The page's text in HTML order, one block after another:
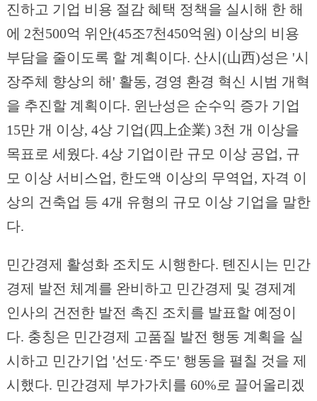
진하고 기업 비용 절감 혜택 정책을 실시해 한 해
에 2천500억 위안(45조7천450억원) 이상의 비용
부담을 줄이도록 할 계획이다. 산시(山西)성은 '시
장주체 향상의 해' 활동, 경영 환경 혁신 시범 개혁
을 추진할 계획이다. 윈난성은 순수익 증가 기업
15만 개 이상, 4상 기업(四上企業) 3천 개 이상을
목표로 세웠다. 4상 기업이란 규모 이상 공업, 규
모 이상 서비스업, 한도액 이상의 무역업, 자격 이
상의 건축업 등 4개 유형의 규모 이상 기업을 말한
다.
민간경제 활성화 조치도 시행한다. 톈진시는 민간
경제 발전 체계를 완비하고 민간경제 및 경제계
인사의 건전한 발전 촉진 조치를 발표할 예정이
다. 충칭은 민간경제 고품질 발전 행동 계획을 실
시하고 민간기업 '선도·주도' 행동을 펼칠 것을 제
시했다. 민간경제 부가가치를 60%로 끌어올리겠